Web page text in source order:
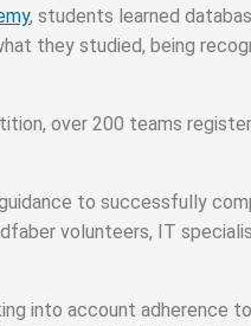
, students learned
they studied, being
over 200 teams
to successfully
volunteers, IT
into account adherence